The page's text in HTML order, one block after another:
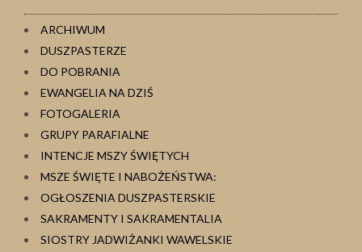
ARCHIWUM
DUSZPASTERZE
DO POBRANIA
EWANGELIA NA DZIŚ
FOTOGALERIA
GRUPY PARAFIALNE
INTENCJE MSZY ŚWIĘTYCH
MSZE ŚWIĘTE I NABOŻEŃSTWA:
OGŁOSZENIA DUSZPASTERSKIE
SAKRAMENTY I SAKRAMENTALIA
SIOSTRY JADWIŻANKI WAWELSKIE